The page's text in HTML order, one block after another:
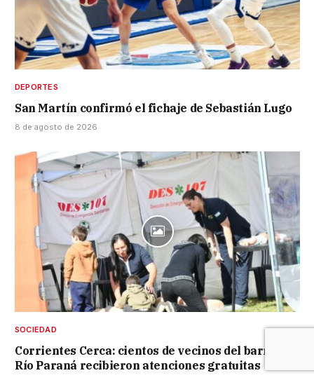
DEPORTES
San Martín confirmó el fichaje de Sebastián Lugo
8 de agosto de 2026
SOCIEDAD
Corrientes Cerca: cientos de vecinos del barrio
Río Paraná recibieron atenciones gratuitas